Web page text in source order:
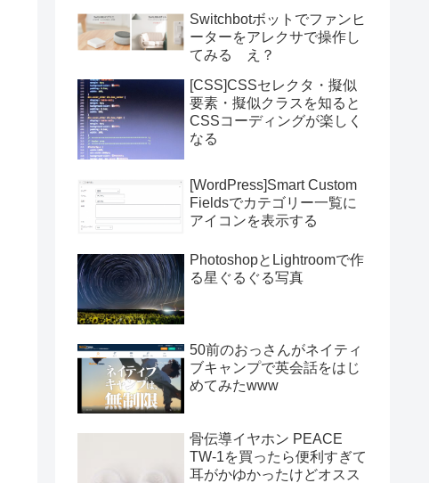
Switchbotボットでファンヒ
ーターをアレクサで操作し
てみる え？
[CSS]CSSセレクタ・擬似
要素・擬似クラスを知ると
CSSコーディングが楽しく
なる
[WordPress]Smart Custom
Fieldsでカテゴリー一覧に
アイコンを表示する
PhotoshopとLightroomで作
る星ぐるぐる写真
50前のおっさんがネイティ
ブキャンプで英会話をはじ
めてみたwww
骨伝導イヤホン PEACE
TW-1を買ったら便利すぎて
耳がかゆかったけどオスス